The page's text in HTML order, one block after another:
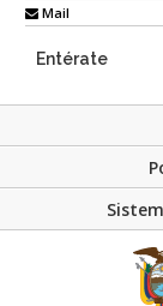
Mail
Entérate